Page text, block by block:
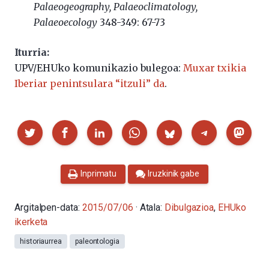
Palaeogeography, Palaeoclimatology,
Palaeoecology 348-349: 67-73
Iturria:
UPV/EHUko komunikazio bulegoa: Muxar txikia
Iberiar penintsulara “itzuli” da.
Partekatu
Inprimatu Iruzkinik gabe
Argitalpen-data: 2015/07/06 · Atala: Dibulgazioa, EHUko
ikerketa
historiaurrea paleontologia